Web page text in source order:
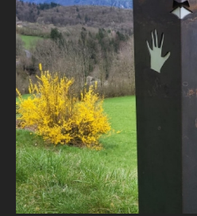
Dilem
Cécil